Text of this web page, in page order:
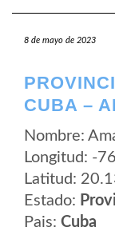
8 de mayo de 2023
CUBA –
Nombre:
Longitud: -
Latitud:
Estado:
Pais: Cuba